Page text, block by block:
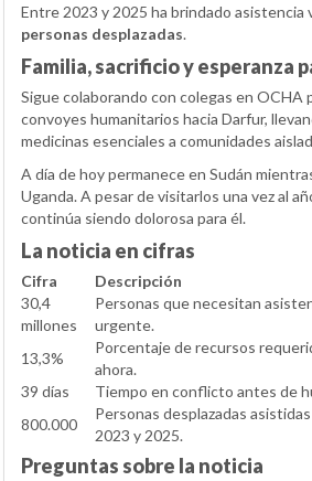
Entre 2023 y 2025 ha brindado asistencia
personas desplazadas.
Familia, sacrificio y esperanza
Sigue colaborando con colegas en OCHA
convoyes humanitarios hacia Darfur,
medicinas esenciales a comunidades
A día de hoy permanece en Sudán
Uganda. A pesar de visitarlos una vez al
continúa siendo dolorosa para él.
La noticia en cifras
Cifra
Descripción
30,4
millones
Personas que necesitan
urgente.
13,3%
Porcentaje de recursos
ahora.
39 días
Tiempo en conflicto antes de
800.000
Personas desplazadas
2023 y 2025.
Preguntas sobre la noticia